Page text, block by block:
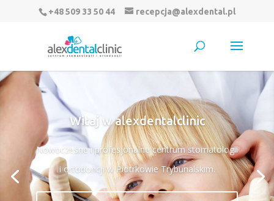
+48 509 33 50 44 recepcja@alexdental.pl
Witaj w alexdentalclinic
Nowoczesne i profesjonalne centrum stomatologii
i ortodoncji w Piotrkowie Trybunalskim.